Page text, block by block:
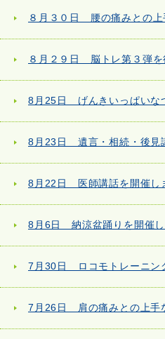
８月３０日 腰の痛みとの上
８月２９日 脳トレ第３弾を
8月25日 げんきいっぱいな
8月23日 遺言・相続・後見
8月22日 医師講話を開催し
8月6日 納涼盆踊りを開催し
7月30日 ロコモトレーニン
7月26日 肩の痛みとの上手